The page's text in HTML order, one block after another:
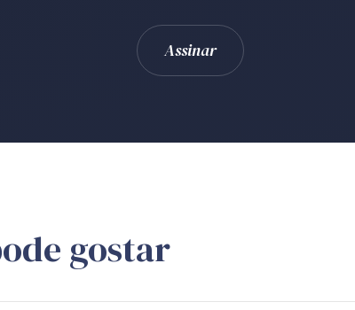
gostar